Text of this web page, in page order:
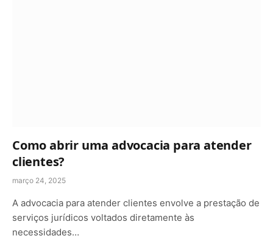
Como abrir uma advocacia para atender
clientes?
março 24, 2025
A advocacia para atender clientes envolve a prestação de
serviços jurídicos voltados diretamente às
necessidades…